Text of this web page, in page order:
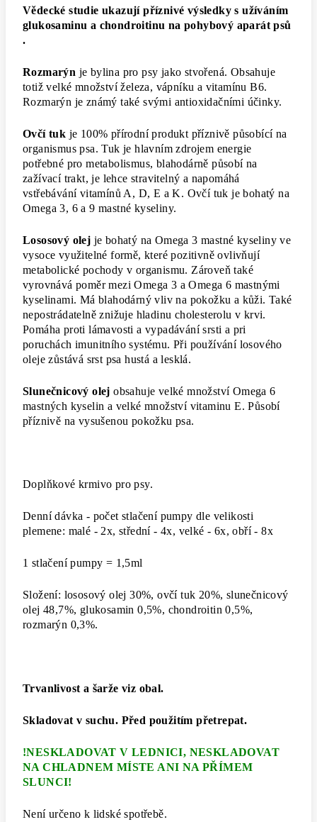
Vědecké studie ukazují příznivé výsledky s užíváním
glukosaminu a chondroitinu na pohybový aparát psů
.
Rozmarýn je bylina pro psy jako stvořená. Obsahuje
totiž velké množství železa, vápníku a vitamínu B6.
Rozmarýn je známý také svými antioxidačními účinky.
Ovčí tuk je 100% přírodní produkt příznivě působící na
organismus psa. Tuk je hlavním zdrojem energie
potřebné pro metabolismus, blahodárně působí na
zažívací trakt, je lehce stravitelný a napomáhá
vstřebávání vitamínů A, D, E a K. Ovčí tuk je bohatý na
Omega 3, 6 a 9 mastné kyseliny.
Lososový olej je bohatý na Omega 3 mastné kyseliny ve
vysoce využitelné formě, které pozitivně ovlivňují
metabolické pochody v organismu. Zároveň také
vyrovnává poměr mezi Omega 3 a Omega 6 mastnými
kyselinami. Má blahodárný vliv na pokožku a kůži. Také
nepostrádatelně znižuje hladinu cholesterolu v krvi.
Pomáha proti lámavosti a vypadávání srsti a pri
poruchách imunitního systému. Při používání losového
oleje zůstává srst psa hustá a lesklá.
Slunečnicový olej obsahuje velké množství Omega 6
mastných kyselin a velké množství vitaminu E. Působí
příznivě na vysušenou pokožku psa.
Doplňkové krmivo pro psy.
Denní dávka - počet stlačení pumpy dle velikosti
plemene: malé - 2x, střední - 4x, velké - 6x, obří - 8x
1 stlačení pumpy = 1,5ml
Složení: lososový olej 30%, ovčí tuk 20%, slunečnicový
olej 48,7%, glukosamin 0,5%, chondroitin 0,5%,
rozmarýn 0,3%.
Trvanlivost a šarže viz obal.
Skladovat v suchu. Před použitím přetrepat.
!NESKLADOVAT V LEDNICI, NESKLADOVAT
NA CHLADNEM MÍSTE ANI NA PŘÍMEM
SLUNCI!
Není určeno k lidské spotřebě.